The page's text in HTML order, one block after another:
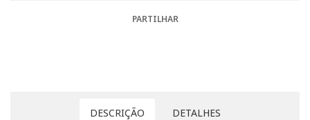
PARTILHAR
DESCRIÇÃO DETALHES